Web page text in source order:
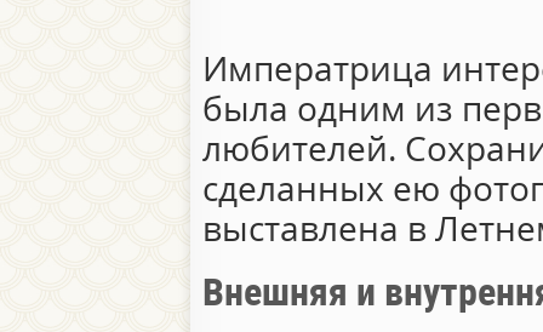
Императрица
была одним из
любителей.
сделанных ею
выставлена в
Внешняя и